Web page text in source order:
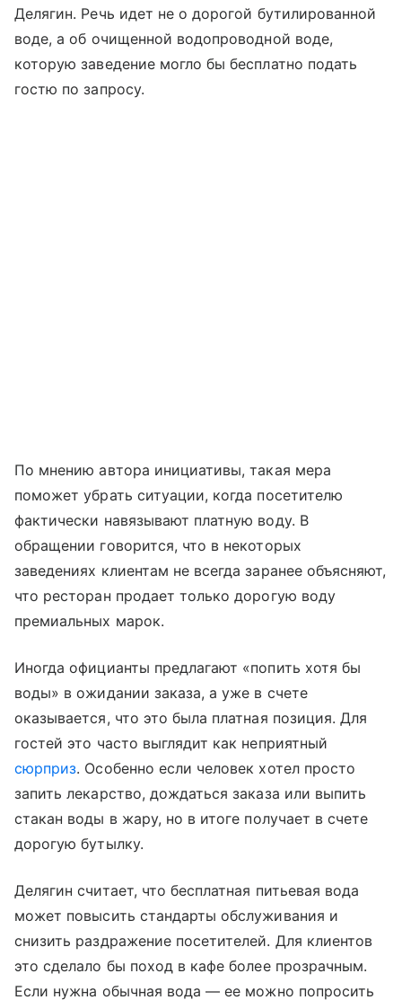
Делягин. Речь идет не о дорогой бутилированной
воде, а об очищенной водопроводной воде,
которую заведение могло бы бесплатно подать
гостю по запросу.
По мнению автора инициативы, такая мера
поможет убрать ситуации, когда посетителю
фактически навязывают платную воду. В
обращении говорится, что в некоторых
заведениях клиентам не всегда заранее объясняют,
что ресторан продает только дорогую воду
премиальных марок.
Иногда официанты предлагают «попить хотя бы
воды» в ожидании заказа, а уже в счете
оказывается, что это была платная позиция. Для
гостей это часто выглядит как неприятный
сюрприз. Особенно если человек хотел просто
запить лекарство, дождаться заказа или выпить
стакан воды в жару, но в итоге получает в счете
дорогую бутылку.
Делягин считает, что бесплатная питьевая вода
может повысить стандарты обслуживания и
снизить раздражение посетителей. Для клиентов
это сделало бы поход в кафе более прозрачным.
Если нужна обычная вода — ее можно попросить